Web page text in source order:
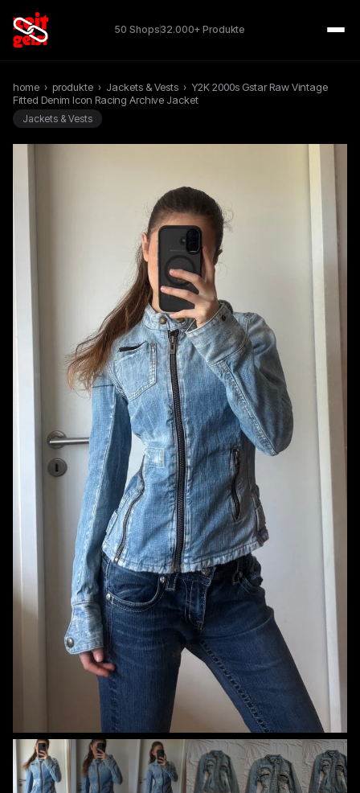
50 Shops32.000+ Produkte
home › produkte › Jackets & Vests › Y2K 2000s Gstar Raw Vintage
Fitted Denim Icon Racing Archive Jacket
Jackets & Vests